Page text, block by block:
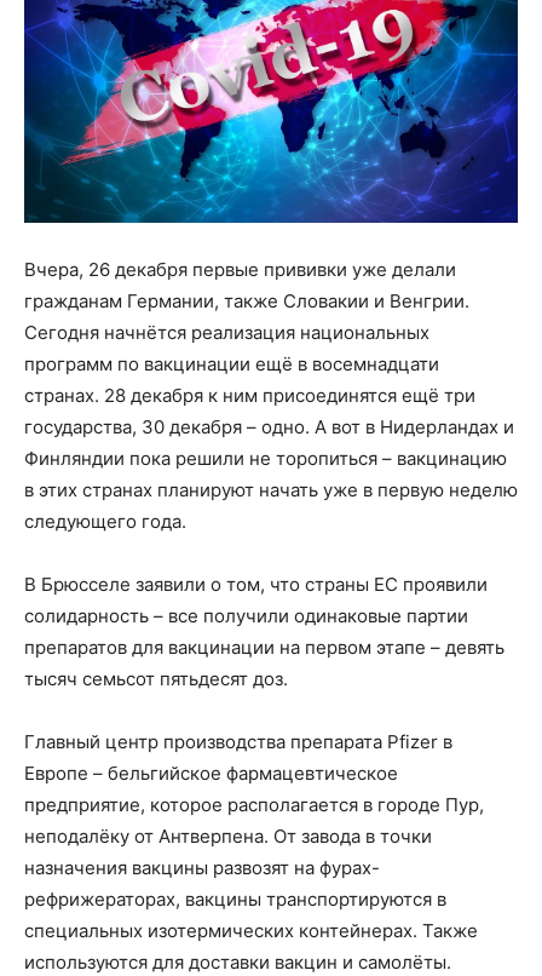
Вчера, 26 декабря первые прививки уже делали
гражданам Германии, также Словакии и Венгрии.
Сегодня начнётся реализация национальных
программ по вакцинации ещё в восемнадцати
странах. 28 декабря к ним присоединятся ещё три
государства, 30 декабря – одно. А вот в Нидерландах и
Финляндии пока решили не торопиться – вакцинацию
в этих странах планируют начать уже в первую неделю
следующего года.
В Брюсселе заявили о том, что страны ЕС проявили
солидарность – все получили одинаковые партии
препаратов для вакцинации на первом этапе – девять
тысяч семьсот пятьдесят доз.
Главный центр производства препарата Pfizer в
Европе – бельгийское фармацевтическое
предприятие, которое располагается в городе Пур,
неподалёку от Антверпена. От завода в точки
назначения вакцины развозят на фурах-
рефрижераторах, вакцины транспортируются в
специальных изотермических контейнерах. Также
используются для доставки вакцин и самолёты.